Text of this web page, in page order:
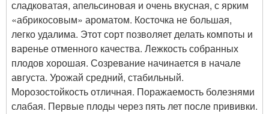
сладковатая, апельсиновая и очень вкусная, с ярким
«абрикосовым» ароматом. Косточка не большая,
легко удалима. Этот сорт позволяет делать компоты и
варенье отменного качества. Лежкость собранных
плодов хорошая. Созревание начинается в начале
августа. Урожай средний, стабильный.
Морозостойкость отличная. Поражаемость болезнями
слабая. Первые плоды через пять лет после прививки.